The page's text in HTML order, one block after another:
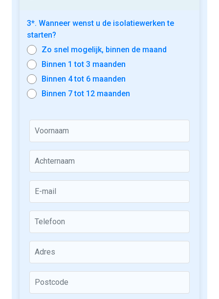
3*. Wanneer wenst u de isolatiewerken te
starten?
Zo snel mogelijk, binnen de maand
Binnen 1 tot 3 maanden
Binnen 4 tot 6 maanden
Binnen 7 tot 12 maanden